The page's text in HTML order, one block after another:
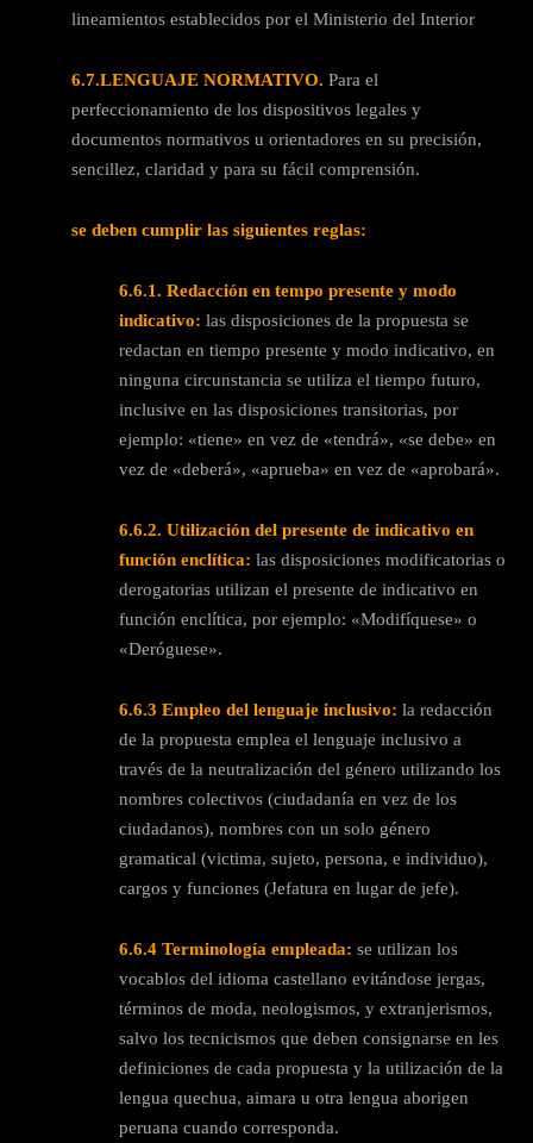
lineamientos establecidos por el Ministerio del Interior
6.7.LENGUAJE NORMATIVO. Para el
perfeccionamiento de los dispositivos legales y
documentos normativos u orientadores en su precisión,
sencillez, claridad y para su fácil comprensión.
se deben cumplir las siguientes reglas:
6.6.1. Redacción en tempo presente y modo
indicativo: las disposiciones de la propuesta se
redactan en tiempo presente y modo indicativo, en
ninguna circunstancia se utiliza el tiempo futuro,
inclusive en las disposiciones transitorias, por
ejemplo: «tiene» en vez de «tendrá», «se debe» en
vez de «deberá», «aprueba» en vez de «aprobará».
6.6.2. Utilización del presente de indicativo en
función enclítica: las disposiciones modificatorias o
derogatorias utilizan el presente de indicativo en
función enclítica, por ejemplo: «Modifíquese» o
«Deróguese».
6.6.3 Empleo del lenguaje inclusivo: la redacción
de la propuesta emplea el lenguaje inclusivo a
través de la neutralización del género utilizando los
nombres colectivos (ciudadanía en vez de los
ciudadanos), nombres con un solo género
gramatical (victima, sujeto, persona, e individuo),
cargos y funciones (Jefatura en lugar de jefe).
6.6.4 Terminología empleada: se utilizan los
vocablos del idioma castellano evitándose jergas,
términos de moda, neologismos, y extranjerismos,
salvo los tecnicismos que deben consignarse en les
definiciones de cada propuesta y la utilización de la
lengua quechua, aimara u otra lengua aborigen
peruana cuando corresponda.